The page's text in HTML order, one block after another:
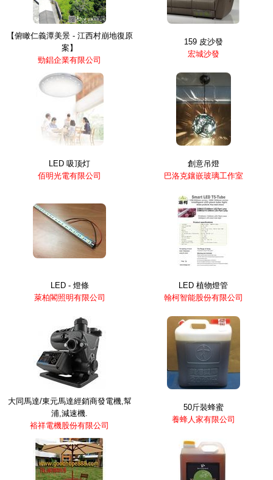
【俯瞰仁義潭美景 - 江西村崩地復原
案】
勁錩企業有限公司
159 皮沙發
宏城沙發
LED 吸顶灯
佰明光電有限公司
創意吊燈
巴洛克鑲嵌玻璃工作室
LED - 燈條
萊柏閣照明有限公司
LED 植物燈管
翰柯智能股份有限公司
大同馬達/東元馬達經銷商發電機,幫
浦,減速機.
裕祥電機股份有限公司
50斤裝蜂蜜
養蜂人家有限公司